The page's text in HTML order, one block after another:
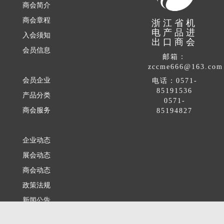
商会简介
商会章程
入会须知
会员信息
会员企业
产品分类
商会服务
企业动态
展会动态
商会动态
政策法规
新闻公告
浙江省机
电产品进
出口商会
邮箱：
zccme666@163.com
电话：0571-
85191536
0571-
85194827